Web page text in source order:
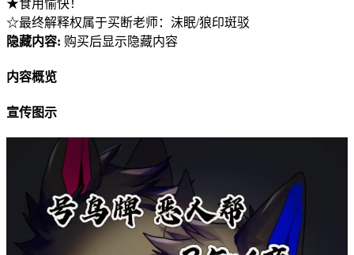
★食用愉快！
☆最终解释权属于买断老师：沫眠/狼印斑驳
隐藏内容: 购买后显示隐藏内容
内容概览
宣传图示